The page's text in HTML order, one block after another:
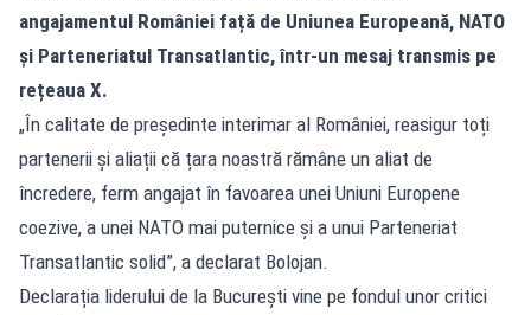
angajamentul României față de Uniunea Europeană, NATO
și Parteneriatul Transatlantic, într-un mesaj transmis pe
rețeaua X.
„În calitate de președinte interimar al României, reasigur toți
partenerii și aliații că țara noastră rămâne un aliat de
încredere, ferm angajat în favoarea unei Uniuni Europene
coezive, a unei NATO mai puternice și a unui Parteneriat
Transatlantic solid”, a declarat Bolojan.
Declarația liderului de la București vine pe fondul unor critici